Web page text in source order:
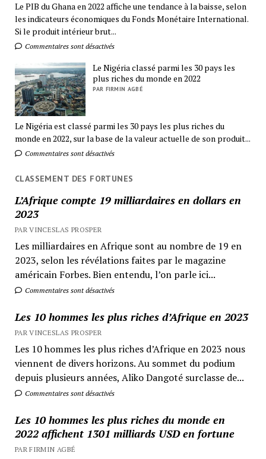
Le PIB du Ghana en 2022 affiche une tendance à la baisse, selon
les indicateurs économiques du Fonds Monétaire International.
Si le produit intérieur brut...
Commentaires sont désactivés
Le Nigéria classé parmi les 30 pays les
plus riches du monde en 2022
PAR FIRMIN AGBÉ
Le Nigéria est classé parmi les 30 pays les plus riches du
monde en 2022, sur la base de la valeur actuelle de son produit...
Commentaires sont désactivés
CLASSEMENT DES FORTUNES
L’Afrique compte 19 milliardaires en dollars en
2023
PAR VINCESLAS PROSPER
Les milliardaires en Afrique sont au nombre de 19 en
2023, selon les révélations faites par le magazine
américain Forbes. Bien entendu, l’on parle ici...
Commentaires sont désactivés
Les 10 hommes les plus riches d’Afrique en 2023
PAR VINCESLAS PROSPER
Les 10 hommes les plus riches d’Afrique en 2023 nous
viennent de divers horizons. Au sommet du podium
depuis plusieurs années, Aliko Dangoté surclasse de...
Commentaires sont désactivés
Les 10 hommes les plus riches du monde en
2022 affichent 1301 milliards USD en fortune
PAR FIRMIN AGBÉ